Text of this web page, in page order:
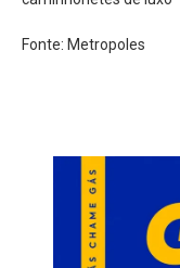
Fonte: Metropoles